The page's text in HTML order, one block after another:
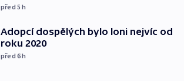
před 5h
Adopcí dospělých bylo loni nejvíc od
roku 2020
před 6h